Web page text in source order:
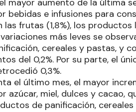
mayor aumento de la última
bebidas e infusiones para
frutas (1,8%), los productos
más leves se
cereales y pastas, y
del 0,2%. Por su parte, el
0,3%.
el último mes, el mayor
azúcar, miel, dulces y cacao,
de panificación,